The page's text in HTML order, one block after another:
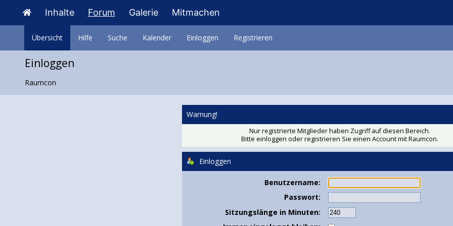
Inhalte Forum Galerie Mitmachen
Übersicht Hilfe Suche Kalender Einloggen Registrieren
Einloggen
Raumcon
Warnung!
Nur registrierte Mitglieder haben Zugriff auf diesen Bereich.
Bitte einloggen oderregistrieren Sie einen Accountmit Raumcon.
Einloggen
Benutzername:
Passwort:
Sitzungslänge in Minuten: